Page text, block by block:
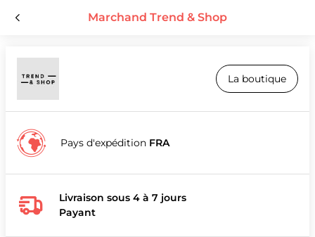
Marchand Trend & Shop
La boutique
Pays d'expédition FRA
Livraison sous 4 à 7 jours
Payant